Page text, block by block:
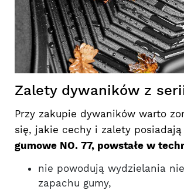
Zalety dywaników z
Przy zakupie dywaników warto
się, jakie cechy i zalety posiadają
gumowe NO. 77, powstałe w
nie powodują wydzielania
zapachu gumy,